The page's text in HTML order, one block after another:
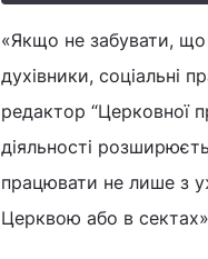
«Якщо не забувати,
духівники, соціальні
редактор “Церковної
діяльності
працювати не лише з
Церквою або в